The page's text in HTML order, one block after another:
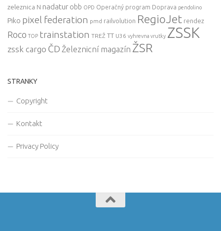
zeleznica N nadatur obb OPD Operačný program Doprava pendolino
Piko pixel federation pmd railvolution RegioJet rendez
Roco TOP trainstation TREŽ TT U36 vyhrevna vrutky ZSSK
zssk cargo ČD Železnicní magazín ŽSR
STRANKY
Copyright
Kontakt
Privacy Policy